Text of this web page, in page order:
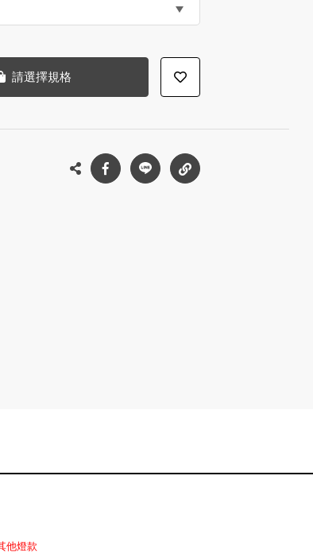
請選擇規格
他燈款